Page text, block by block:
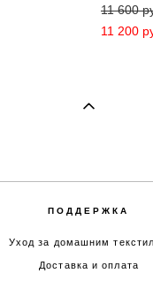
11 600
11 200
ПОДДЕРЖКА
Уход за домашним
Доставка и оплата